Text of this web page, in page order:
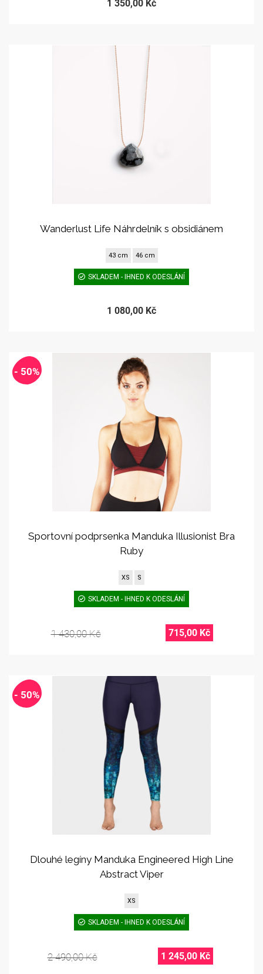
1 350,00 Kč
Wanderlust Life Náhrdelník s obsidiánem
43 cm 46 cm
SKLADEM - IHNED K ODESLÁNÍ
1 080,00 Kč
- 50%
Sportovní podprsenka Manduka Illusionist Bra
Ruby
XS S
SKLADEM - IHNED K ODESLÁNÍ
1 430,00 Kč 715,00 Kč
- 50%
Dlouhé legíny Manduka Engineered High Line
Abstract Viper
XS
SKLADEM - IHNED K ODESLÁNÍ
2 490,00 Kč 1 245,00 Kč